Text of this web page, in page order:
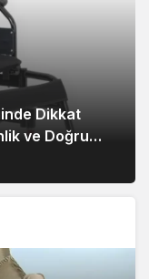
Dikkat
ve Doğru